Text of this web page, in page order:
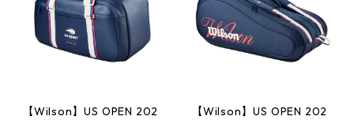
【Wilson】US OPEN 202
【Wilson】US OPEN 202